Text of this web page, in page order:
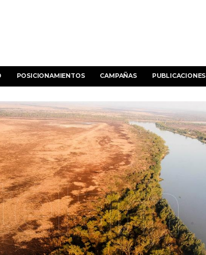
POSICIONAMIENTOS CAMPAÑAS PUBLICACIONES